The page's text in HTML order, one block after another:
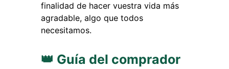
finalidad de hacer vuestra vida más
agradable, algo que todos
necesitamos.
👑 Guía del comprador